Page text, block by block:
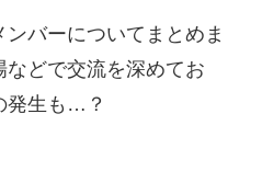
バーについてまとめま
どで交流を深めてお
発生も…？